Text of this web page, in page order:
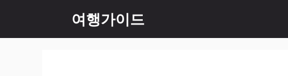
츠
여행가이드